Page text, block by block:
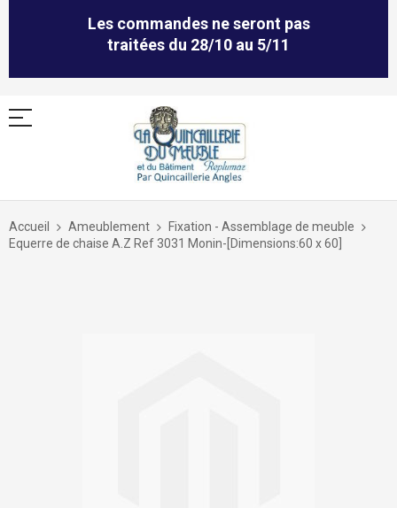
Les commandes ne seront pas
traitées du 28/10 au 5/11
Allez
contenu
Accueil Ameublement
Fixation - Assemblage de meuble
Equerre de chaise A.Z Ref 3031 Monin-[Dimensions:60 x 60]